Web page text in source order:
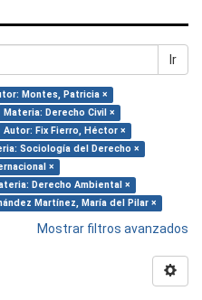
Ir
Montes, Patricia ×
Materia: Derecho Civil ×
Autor: Fix Fierro, Héctor ×
Sociología del Derecho ×
×
Derecho Ambiental ×
Martínez, María del Pilar ×
Mostrar filtros avanzados